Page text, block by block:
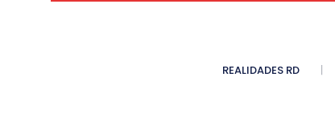
REALIDADES RD